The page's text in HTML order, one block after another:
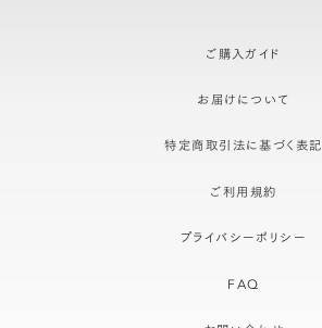
ご購入ガイド
お届けについて
特定商取引法に基づく表記
ご利用規約
プライバシーポリシー
FAQ